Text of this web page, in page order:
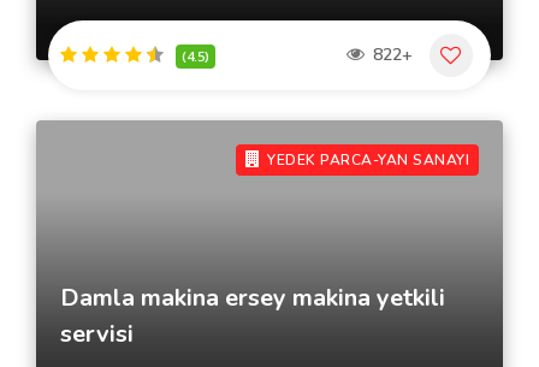
(4.5) 822+
YEDEK PARCA-YAN SANAYI
Damla makina ersey makina yetkili
servisi